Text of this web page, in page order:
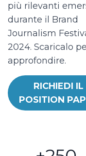
più rilevanti
durante il Brand
Journalism
2024. Scaricalo
approfondire.
RICHIEDI IL
POSITION